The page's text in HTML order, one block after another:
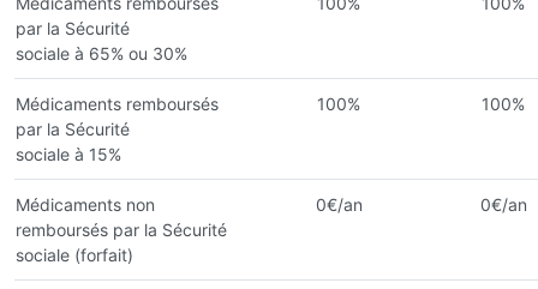
par la Sécurité
sociale à 65% ou 30%
Médicaments remboursés
par la Sécurité
sociale à 15%
100% 100%
Médicaments non
remboursés par la Sécurité
sociale (forfait)
0€/an 0€/an